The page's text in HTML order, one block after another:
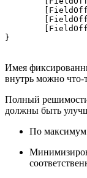
}
Имея
внутрь можно
Полный
должны быть
По максимум